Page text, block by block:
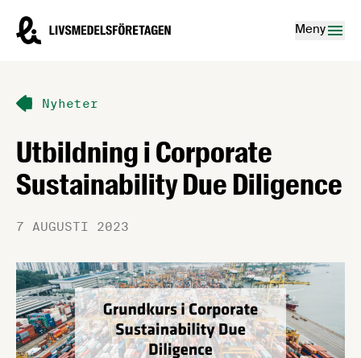
Livsmedelsföretagen – till startsidan
Meny
Nyheter
Utbildning i Corporate
Sustainability Due Diligence
7 AUGUSTI 2023